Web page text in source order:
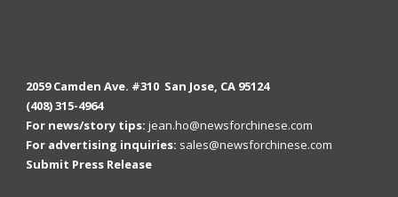
2059 Camden Ave. #310 San Jose, CA 95124
(408) 315-4964
For news/story tips: jean.ho@newsforchinese.com
For advertising inquiries: sales@newsforchinese.com
Submit Press Release